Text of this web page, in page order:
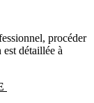
procéder
est détaillée à